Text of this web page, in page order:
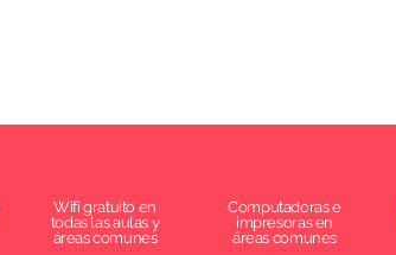
Wifi gratuito en
todas las aulas y
áreas comunes
Computadoras e
impresoras en
áreas comunes